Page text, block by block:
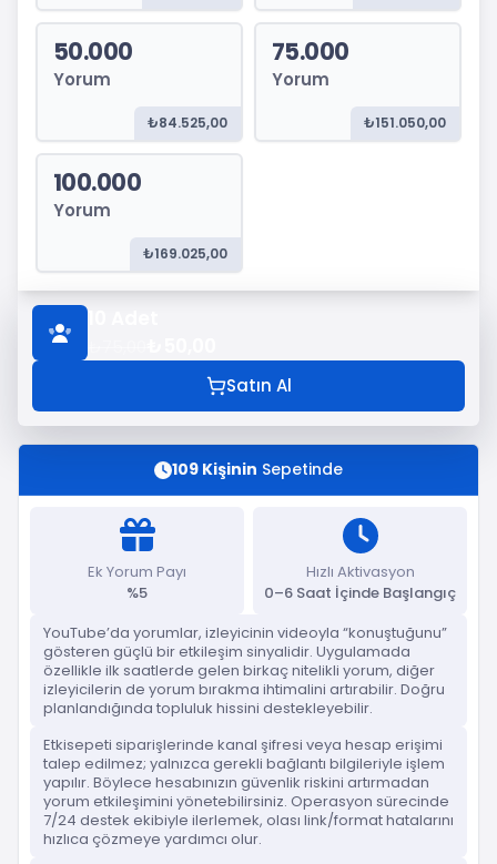
50.000
Yorum
₺84.525,00
75.000
Yorum
₺151.050,00
100.000
Yorum
₺169.025,00
Satın Al
109 Kişinin Sepetinde
Ek Yorum Payı
%5
Hızlı Aktivasyon
0–6 Saat İçinde Başlangıç
YouTube’da yorumlar, izleyicinin videoyla “konuştuğunu”
gösteren güçlü bir etkileşim sinyalidir. Uygulamada
özellikle ilk saatlerde gelen birkaç nitelikli yorum, diğer
izleyicilerin de yorum bırakma ihtimalini artırabilir. Doğru
planlandığında topluluk hissini destekleyebilir.
Etkisepeti siparişlerinde kanal şifresi veya hesap erişimi
talep edilmez; yalnızca gerekli bağlantı bilgileriyle işlem
yapılır. Böylece hesabınızın güvenlik riskini artırmadan
yorum etkileşimini yönetebilirsiniz. Operasyon sürecinde
7/24 destek ekibiyle ilerlemek, olası link/format hatalarını
hızlıca çözmeye yardımcı olur.